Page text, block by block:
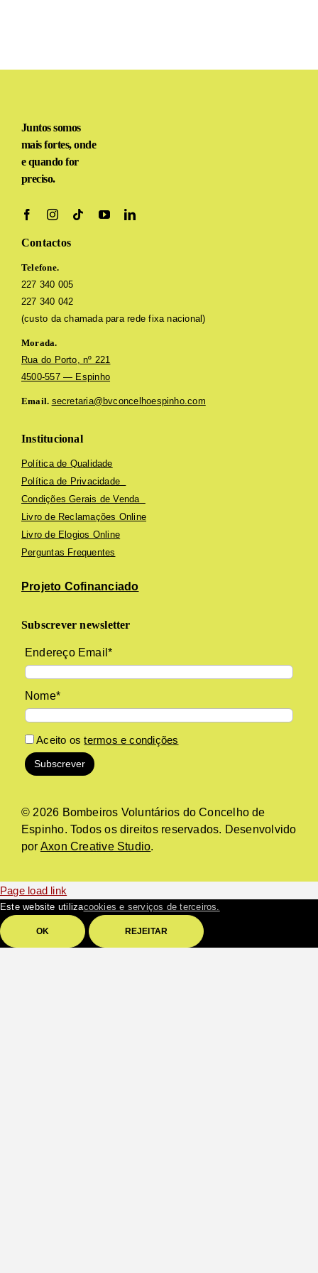
Juntos somos
mais fortes, onde
e quando for
preciso.
Contactos
Telefone.
227 340 005
227 340 042
(custo da chamada para rede fixa nacional)
Morada.
Rua do Porto, nº 221
4500-557 — Espinho
Email. secretaria@bvconcelhoespinho.com
Institucional
Política de Qualidade
Política de Privacidade
Condições Gerais de Venda
Livro de Reclamações Online
Livro de Elogios Online
Perguntas Frequentes
Projeto Cofinanciado
Subscrever newsletter
Endereço Email*
Nome*
Aceito ostermos e condições
© 2026 Bombeiros Voluntários do Concelho de
Espinho. Todos os direitos reservados. Desenvolvido
por Axon Creative Studio.
Page load link
Este website utilizacookies e serviços de terceiros.
OK REJEITAR